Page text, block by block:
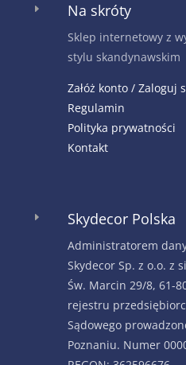
E Na skróty
Sklep internetowy z
stylu skandynawskim
Załóż konto / Zaloguj
Regulamin
Polityka prywatności
Kontakt
E Skydecor Polska
Administratorem
Skydecor Sp. z o.o. z
Św. Marcin 29/8, 61-
rejestru
Sądowego
Poznaniu. Numer